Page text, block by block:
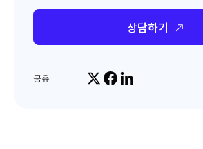
상담하기
공유 Share on X
Share on Facebook
Share on LinkedIn